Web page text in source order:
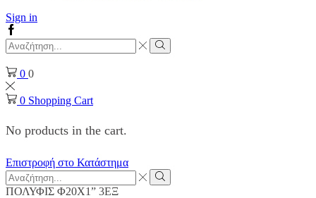
Sign in
Facebook
Search
input
Search
0 0
0 Shopping Cart
No products in the cart.
Επιστροφή στο Κατάστημα
Search
input
Search
ΠΟΛΥΦΙΣ Φ20Χ1” 3ΕΞ